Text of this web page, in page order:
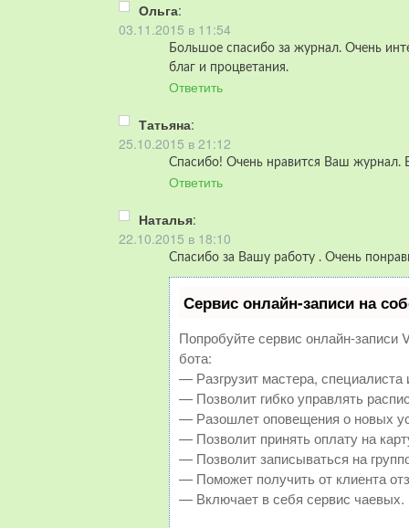
Ольга:
03.11.2015 в 11:54
Большое спасибо за журнал. Очень
благ и процветания.
Ответить
Татьяна:
25.10.2015 в 21:12
Спасибо! Очень нравится Ваш журнал.
Ответить
Наталья:
22.10.2015 в 18:10
Cпасибо за Вашу работу . Очень
Сервис онлайн-записи на
Попробуйте сервис онлайн-записи
бота:
— Разгрузит мастера,
— Позволит гибко управлять
— Разошлет оповещения о новых
— Позволит принять оплату на
— Позволит записываться на
— Поможет получить от клиента
— Включает в себя сервис чаевых.